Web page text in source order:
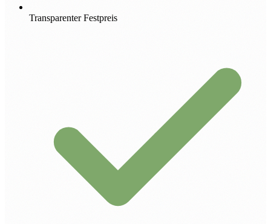
Transparenter Festpreis